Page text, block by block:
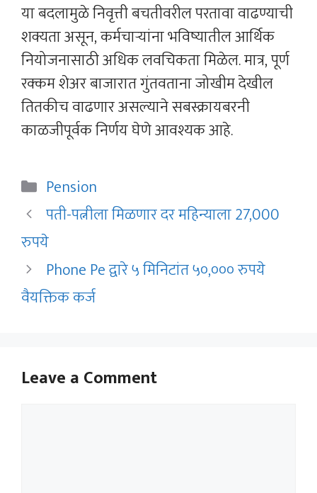
या बदलामुळे निवृत्ती बचतीवरील परतावा वाढण्याची
शक्यता असून, कर्मचाऱ्यांना भविष्यातील आर्थिक
नियोजनासाठी अधिक लवचिकता मिळेल. मात्र, पूर्ण
रक्कम शेअर बाजारात गुंतवताना जोखीम देखील
तितकीच वाढणार असल्याने सबस्क्रायबरनी
काळजीपूर्वक निर्णय घेणे आवश्यक आहे.
Categories
Pension
पती-पत्नीला मिळणार दर महिन्याला 27,000
रुपये
Phone Pe द्वारे ५ मिनिटांत ५०,००० रुपये
वैयक्तिक कर्ज
Leave a Comment